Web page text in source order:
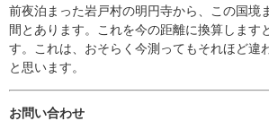
前夜泊まった岩戸村の明円寺から、この国境
間とあります。これを今の距離に換算します
す。これは、おそらく今測ってもそれほど違
と思います。
お問い合わせ